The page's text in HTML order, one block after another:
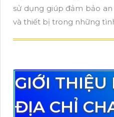
sử dụng giúp đảm bảo
và thiết bị trong những
GIỚI THIỆU
ĐỊA CHỈ